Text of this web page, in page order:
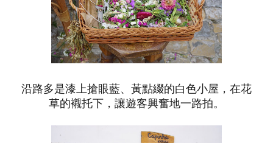
沿路多是漆上搶眼藍、黃點綴的白色小屋，在花
草的襯托下，讓遊客興奮地一路拍。